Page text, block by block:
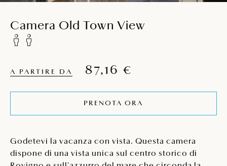
Camera Old Town View
A PARTIRE DA 87,16 €
PRENOTA ORA
Godetevi la vacanza con vista. Questa camera
dispone di una vista unica sul centro storico di